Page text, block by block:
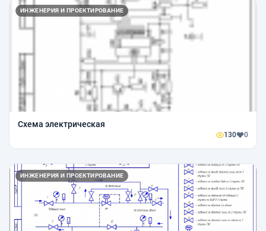
ИНЖЕНЕРИЯ И ПРОЕКТИРОВАНИЕ
Схема электрическая
130 0
ИНЖЕНЕРИЯ И ПРОЕКТИРОВАНИЕ